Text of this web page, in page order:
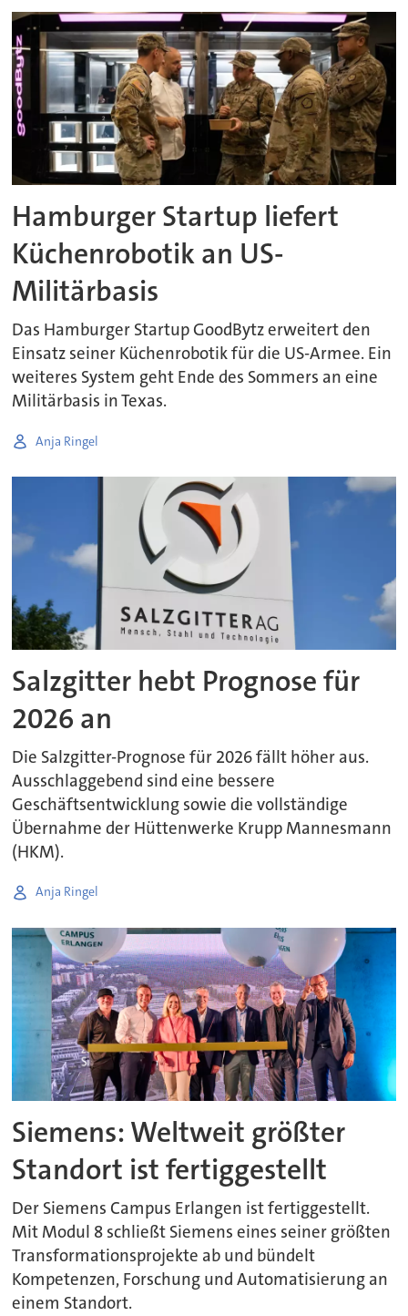
Hamburger Startup liefert
Küchenrobotik an US-
Militärbasis
Das Hamburger Startup GoodBytz erweitert den
Einsatz seiner Küchenrobotik für die US-Armee. Ein
weiteres System geht Ende des Sommers an eine
Militärbasis in Texas.
Anja Ringel
Salzgitter hebt Prognose für
2026 an
Die Salzgitter-Prognose für 2026 fällt höher aus.
Ausschlaggebend sind eine bessere
Geschäftsentwicklung sowie die vollständige
Übernahme der Hüttenwerke Krupp Mannesmann
(HKM).
Anja Ringel
Siemens: Weltweit größter
Standort ist fertiggestellt
Der Siemens Campus Erlangen ist fertiggestellt.
Mit Modul 8 schließt Siemens eines seiner größten
Transformationsprojekte ab und bündelt
Kompetenzen, Forschung und Automatisierung an
einem Standort.